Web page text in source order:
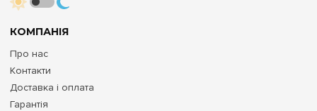
КОМПАНІЯ
Про нас
Контакти
Доставка і оплата
Гарантія